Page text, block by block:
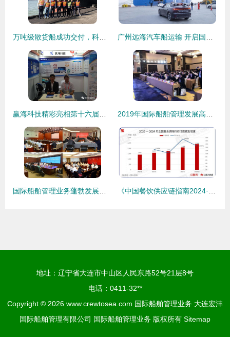
地址：辽宁省大连市中山区人民东路52号21层8号
电话：0411-32**
Copyright © 2026 www.crewtosea.com 国际船舶管理业务 大连宏沣
国际船舶管理有限公司 国际船舶管理业务 版权所有 Sitemap